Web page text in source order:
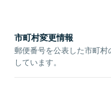
市町村変更情報
郵便番号を公表した市町
しています。